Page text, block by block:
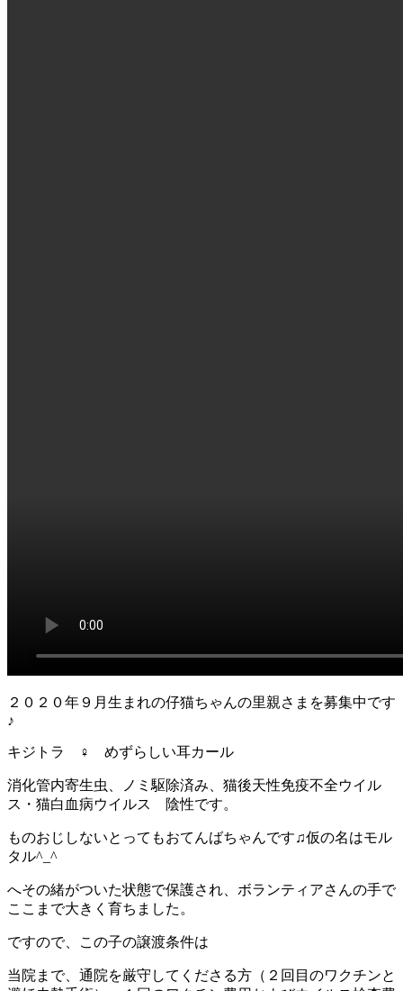
２０２０年９月生まれの仔猫ちゃんの里親さまを募集中です
♪
キジトラ ♀ めずらしい耳カール
消化管内寄生虫、ノミ駆除済み、猫後天性免疫不全ウイル
ス・猫白血病ウイルス 陰性です。
ものおじしないとってもおてんばちゃんです♫仮の名はモル
タル^_^
へその緒がついた状態で保護され、ボランティアさんの手で
ここまで大きく育ちました。
ですので、この子の譲渡条件は
当院まで、通院を厳守してくださる方（２回目のワクチンと